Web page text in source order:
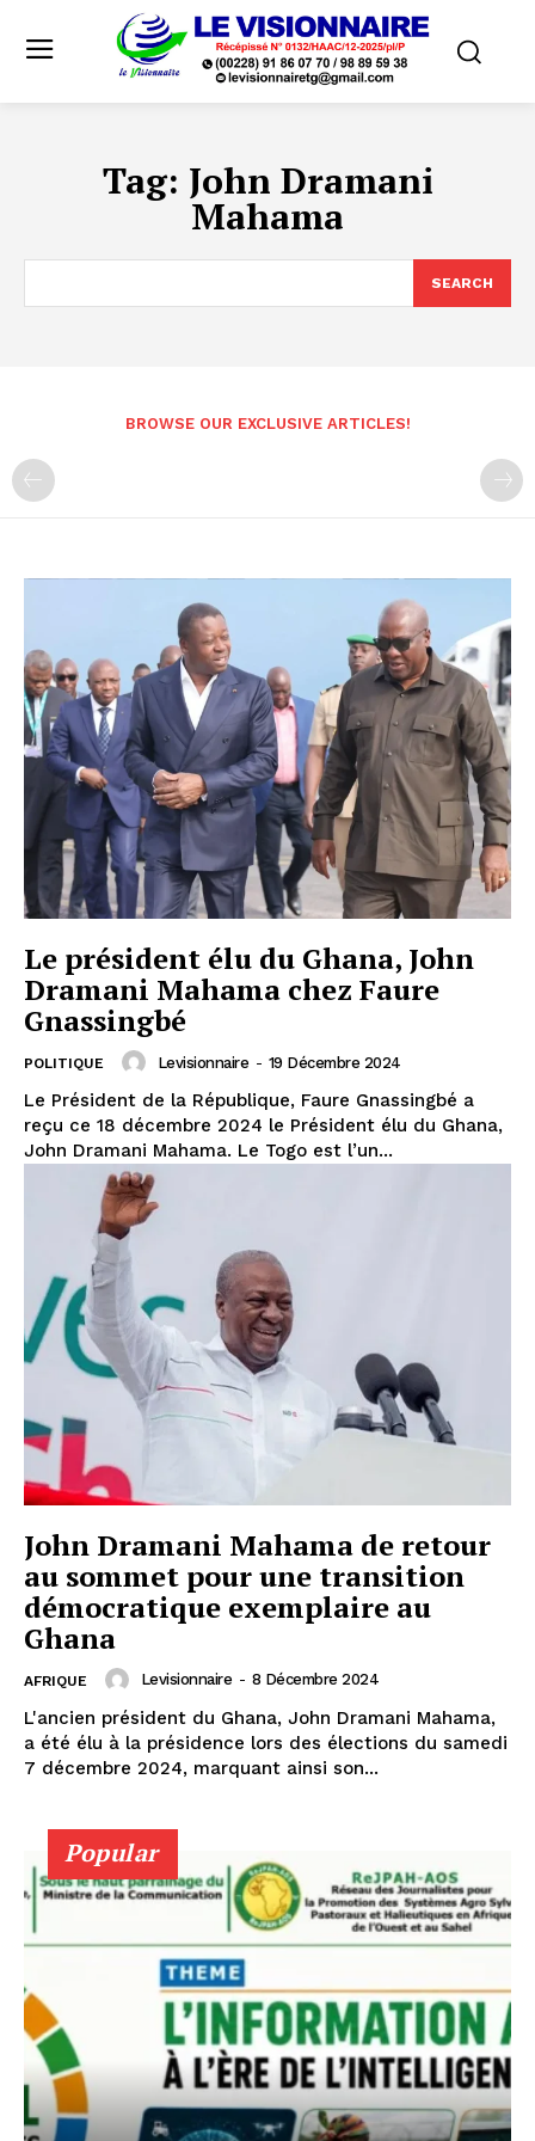
Tag: John Dramani
Mahama
SEARCH
BROWSE OUR EXCLUSIVE ARTICLES!
Le président élu du Ghana, John
Dramani Mahama chez Faure
Gnassingbé
POLITIQUE Levisionnaire - 19 Décembre 2024
Le Président de la République, Faure Gnassingbé a
reçu ce 18 décembre 2024 le Président élu du Ghana,
John Dramani Mahama. Le Togo est l’un...
John Dramani Mahama de retour
au sommet pour une transition
démocratique exemplaire au
Ghana
AFRIQUE Levisionnaire - 8 Décembre 2024
L'ancien président du Ghana, John Dramani Mahama,
a été élu à la présidence lors des élections du samedi
7 décembre 2024, marquant ainsi son...
Popular